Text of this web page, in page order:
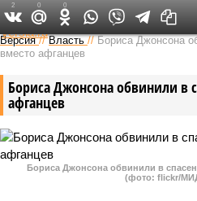
Федеральный
Версия //Власть //Бориса Джонсона
вместо афганцев
Бориса Джонсона обвинили в
афганцев
Бориса Джонсона обвинили в
(фото: flickr/
2 0 0